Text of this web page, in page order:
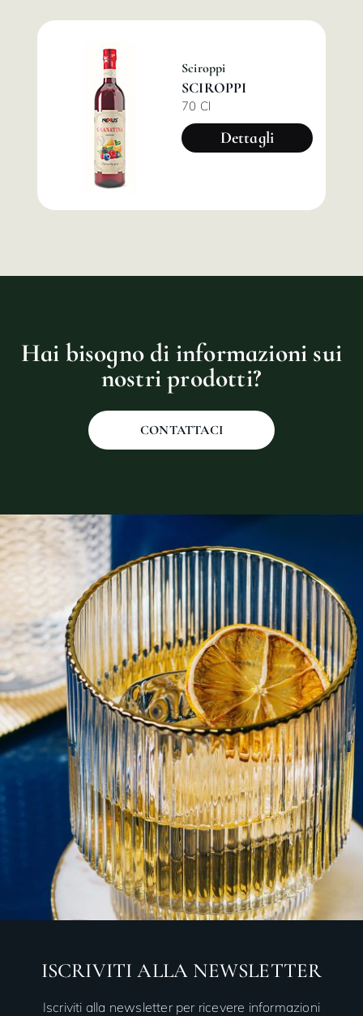
Sciroppi
SCIROPPI
70 Cl
Dettagli
Hai bisogno di informazioni sui
nostri prodotti?
CONTATTACI
ISCRIVITI ALLA NEWSLETTER
Iscriviti alla newsletter per ricevere informazioni